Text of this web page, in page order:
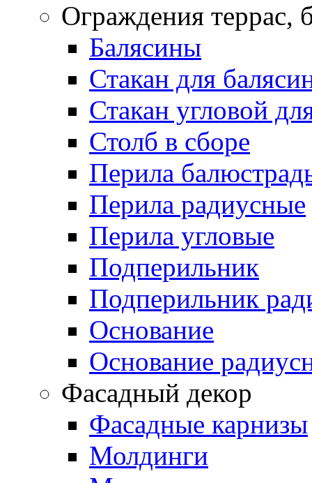
Oграждения террас,
Балясины
Стакан для
Стакан угловой
Столб в сборе
Перила
Перила радиусные
Перила угловые
Подперильник
Подперильник
Основание
Основание
Фасадный декор
Фасадные карнизы
Молдинги